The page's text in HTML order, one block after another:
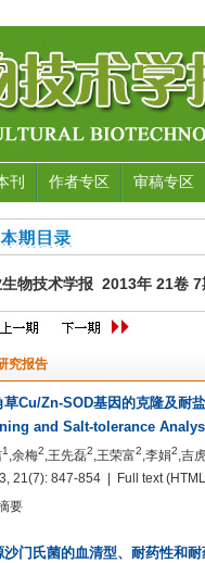
刊 作者专区 审稿专区
物技术学报 2013年 21卷
究报告
草Cu/Zn-SOD基因的克隆及耐
and Salt-tolerance
1 ,余梅2,王先磊2,王荣富2,李娟2,吉
21(7): 847-854 | Full text
要
沙门氏菌的血清型、耐药性和